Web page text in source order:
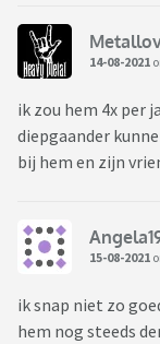
14-08-2021
ik zou hem 4x per
diepgaander
bij hem en zijn
15-08-2021
ik snap niet zo
hem nog steeds